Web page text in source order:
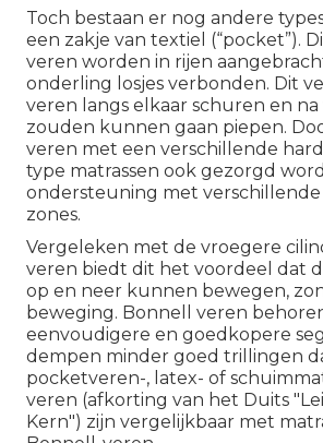
Toch bestaan er nog andere
een zakje van textiel (“pocket”).
veren worden in rijen
onderling losjes verbonden. Dit
veren langs elkaar schuren en
zouden kunnen gaan piepen.
veren met een verschillende
type matrassen ook gezorgd
ondersteuning met
zones.
Vergeleken met de vroegere
veren biedt dit het voordeel dat
op en neer kunnen bewegen,
beweging. Bonnell veren
eenvoudigere en goedkopere
dempen minder goed trillingen
pocketveren-, latex- of
veren (afkorting van het Duits
Kern") zijn vergelijkbaar met